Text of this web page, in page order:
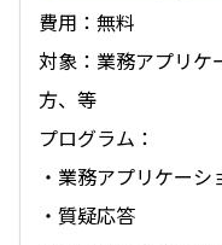
費用：無料
対象：業務アプリケ
方、等
プログラム：
・業務アプリケー
・質疑応答